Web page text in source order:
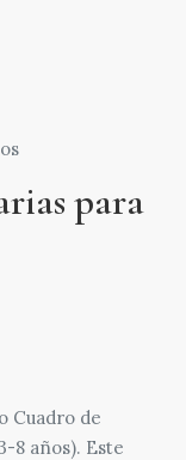
para
Cuadro de
8 años). Este